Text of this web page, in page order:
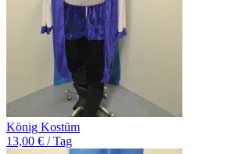
König Kostüm
13,00 € / Tag